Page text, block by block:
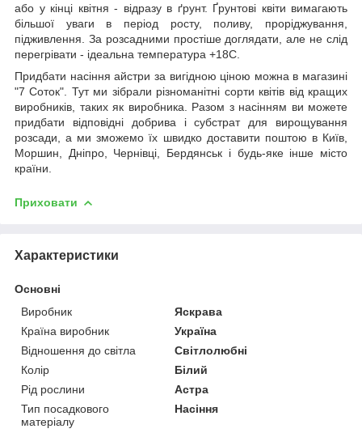
або у кінці квітня - відразу в ґрунт. Ґрунтові квіти вимагають
більшої уваги в період росту, поливу, проріджування,
підживлення. За розсадними простіше доглядати, але не слід
перегрівати - ідеальна температура +18С.
Придбати насіння айстри за вигідною ціною можна в магазині
"7 Соток". Тут ми зібрали різноманітні сорти квітів від кращих
виробників, таких як виробника. Разом з насінням ви можете
придбати відповідні добрива і субстрат для вирощування
розсади, а ми зможемо їх швидко доставити поштою в Київ,
Моршин, Дніпро, Чернівці, Бердянськ і будь-яке інше місто
країни.
Приховати
Характеристики
Основні
Виробник
Яскрава
Країна виробник
Україна
Відношення до світла
Світлолюбні
Колір
Білий
Рід рослини
Астра
Тип посадкового
матеріалу
Насіння